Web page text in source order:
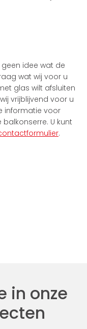
idee wat de
wat wij voor u
glas wilt afsluiten
vrijblijvend voor u
informatie voor
U kunt
.
in onze